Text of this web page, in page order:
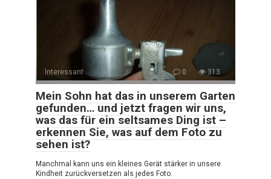
Interessant 0 313
Mein Sohn hat das in unserem Garten
gefunden… und jetzt fragen wir uns,
was das für ein seltsames Ding ist –
erkennen Sie, was auf dem Foto zu
sehen ist?
Manchmal kann uns ein kleines Gerät stärker in unsere
Kindheit zurückversetzen als jedes Foto.